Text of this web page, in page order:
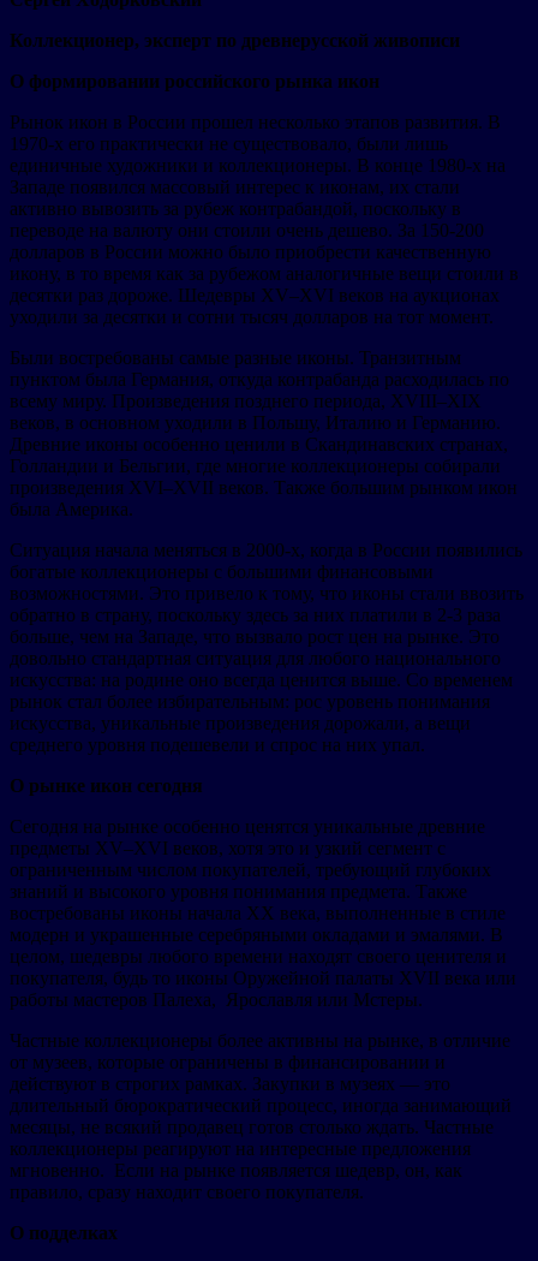
Коллекционер, эксперт по древнерусской живописи
О формировании российского рынка икон
Рынок икон в России прошел несколько этапов развития. В
1970-х его практически не существовало, были лишь
единичные художники и коллекционеры. В конце 1980-х на
Западе появился массовый интерес к иконам, их стали
активно вывозить за рубеж контрабандой, поскольку в
переводе на валюту они стоили очень дешево. За 150-200
долларов в России можно было приобрести качественную
икону, в то время как за рубежом аналогичные вещи стоили в
десятки раз дороже. Шедевры XV–XVI веков на аукционах
уходили за десятки и сотни тысяч долларов на тот момент.
Были востребованы самые разные иконы. Транзитным
пунктом была Германия, откуда контрабанда расходилась по
всему миру. Произведения позднего периода, XVIII–XIX
веков, в основном уходили в Польшу, Италию и Германию.
Древние иконы особенно ценили в Скандинавских странах,
Голландии и Бельгии, где многие коллекционеры собирали
произведения XVI–XVII веков. Также большим рынком икон
была Америка.
Ситуация начала меняться в 2000-х, когда в России появились
богатые коллекционеры с большими финансовыми
возможностями. Это привело к тому, что иконы стали ввозить
обратно в страну, поскольку здесь за них платили в 2-3 раза
больше, чем на Западе, что вызвало рост цен на рынке. Это
довольно стандартная ситуация для любого национального
искусства: на родине оно всегда ценится выше. Со временем
рынок стал более избирательным: рос уровень понимания
искусства, уникальные произведения дорожали, а вещи
среднего уровня подешевели и спрос на них упал.
О рынке икон сегодня
Сегодня на рынке особенно ценятся уникальные древние
предметы XV–XVI веков, хотя это и узкий сегмент с
ограниченным числом покупателей, требующий глубоких
знаний и высокого уровня понимания предмета. Также
востребованы иконы начала XX века, выполненные в стиле
модерн и украшенные серебряными окладами и эмалями. В
целом, шедевры любого времени находят своего ценителя и
покупателя, будь то иконы Оружейной палаты XVII века или
работы мастеров Палеха, Ярославля или Мстеры.
Частные коллекционеры более активны на рынке, в отличие
от музеев, которые ограничены в финансировании и
действуют в строгих рамках. Закупки в музеях — это
длительный бюрократический процесс, иногда занимающий
месяцы, не всякий продавец готов столько ждать. Частные
коллекционеры реагируют на интересные предложения
мгновенно. Если на рынке появляется шедевр, он, как
правило, сразу находит своего покупателя.
О подделках